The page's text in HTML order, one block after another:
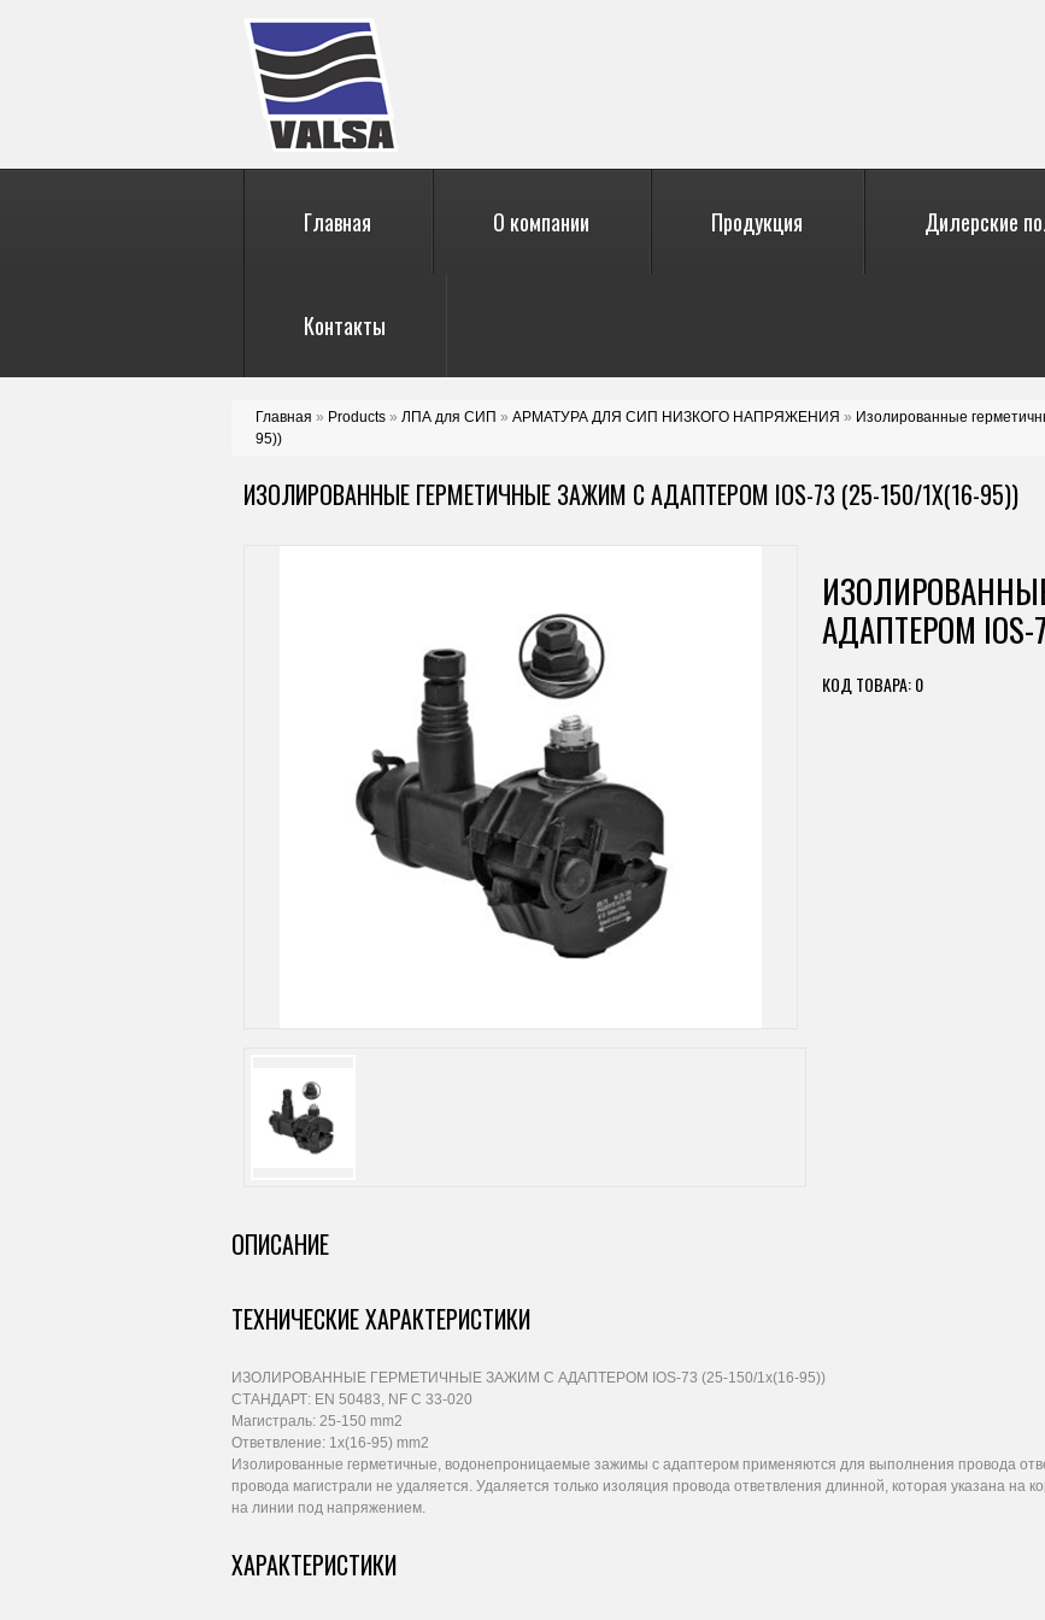
Главная О компании Продукция Дилерские
Контакты
Главная » Products » ЛПА для СИП » АРМАТУРА ДЛЯ СИП НИЗКОГО НАПРЯЖЕНИЯ » Изолированные
95))
ИЗОЛИРОВАННЫЕ ГЕРМЕТИЧНЫЕ ЗАЖИМ С АДАПТЕРОМ IOS-73 (25-150/1X(16-95))
АДАПТЕРОМ IOS-
КОД ТОВАРА: 0
ОПИСАНИЕ
ТЕХНИЧЕСКИЕ ХАРАКТЕРИСТИКИ
ИЗОЛИРОВАННЫЕ ГЕРМЕТИЧНЫЕ ЗАЖИМ С АДАПТЕРОМ IOS-73 (25-150/1x(16-95))
СТАНДАРТ: EN 50483, NF C 33-020
Магистраль: 25-150 mm2
Ответвление: 1x(16-95) mm2
Изолированные герметичные, водонепроницаемые зажимы с адаптером применяются для выполнения провода
провода магистрали не удаляется. Удаляется только изоляция провода ответвления длинной, которая указана на
на линии под напряжением.
ХАРАКТЕРИСТИКИ